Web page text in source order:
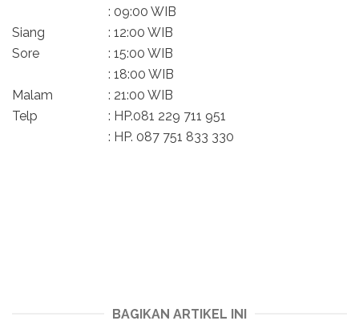
: 09:00 WIB
Siang
: 12:00 WIB
Sore
: 15:00 WIB
: 18:00 WIB
Malam
: 21:00 WIB
Telp
: HP.081 229 711 951
: HP. 087 751 833 330
BAGIKAN ARTIKEL INI